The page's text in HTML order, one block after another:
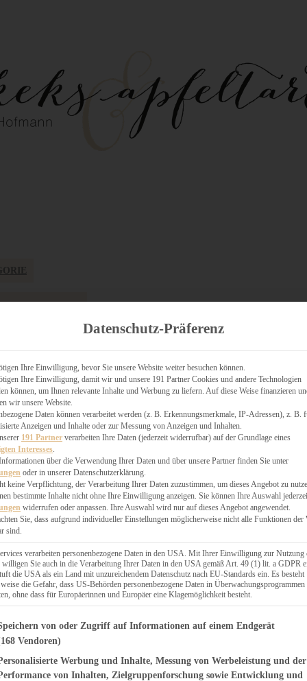
KÄSEKUCHEN
Datenschutz-Präferenz
Ihre Einwilligung, bevor Sie unsere Website weiter besuchen können.
Ihre Einwilligung, damit wir und unsere 191 Partner Cookies und andere Technologien
können, um Ihnen relevante Inhalte und Werbung zu liefern. Auf diese Weise finanzieren
wir unsere Website.
Daten können verarbeitet werden (z. B. Erkennungsmerkmale, IP-Adressen), z. B.
Anzeigen und Inhalte oder zur Messung von Anzeigen und Inhalten.
191 Partner verarbeiten Ihre Daten (jederzeit widerrufbar) auf der Grundlage eines
Interesses.
über die Verwendung Ihrer Daten und über unsere Partner finden Sie unter
oder in unserer Datenschutzerklärung.
keine Verpflichtung, der Verarbeitung Ihrer Daten zuzustimmen, um dieses Angebot zu
bestimmte Inhalte nicht ohne Ihre Einwilligung anzeigen. Sie können Ihre Auswahl
widerrufen oder anpassen. Ihre Auswahl wird nur auf dieses Angebot angewendet.
Sie, dass aufgrund individueller Einstellungen möglicherweise nicht alle Funktionen der
sind.
verarbeiten personenbezogene Daten in den USA. Mit Ihrer Einwilligung zur Nutzung
willigen Sie auch in die Verarbeitung Ihrer Daten in den USA gemäß Art. 49 (1) lit. a GDPR
die USA als ein Land mit unzureichendem Datenschutz nach EU-Standards ein. Es besteht
die Gefahr, dass US-Behörden personenbezogene Daten in Überwachungsprogrammen
ohne dass für Europäerinnen und Europäer eine Klagemöglichkeit besteht.
finden Sie eine Liste der Zwecke des IAB Transparency and
von oder Zugriff auf Informationen auf einem Endgerät
Vendoren)
Werbung und Inhalte, Messung von Werbeleistung und der
von Inhalten, Zielgruppenforschung sowie Entwicklung und